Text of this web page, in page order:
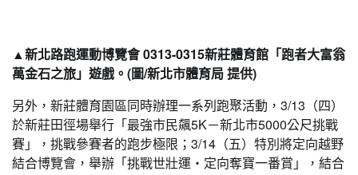
▲新北路跑運動博覽會 0313-0315新莊體育館「跑者大富翁
萬金石之旅」遊戲。(圖/新北市體育局 提供)
另外，新莊體育園區同時辦理一系列跑聚活動，3/13（四）
於新莊田徑場舉行「最強市民飆5K－新北市5000公尺挑戰
賽」，挑戰參賽者的跑步極限；3/14（五）特別將定向越野
結合博覽會，舉辦「挑戰世壯運・定向奪寶一番賞」，結合